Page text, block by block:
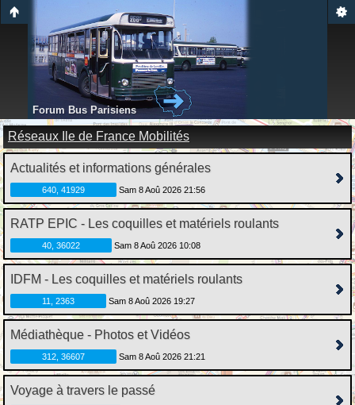
Forum Bus Parisiens
Réseaux Ile de France Mobilités
Actualités et informations générales
640, 41929 Sam 8 Aoû 2026 21:56
RATP EPIC - Les coquilles et matériels roulants
40, 36022 Sam 8 Aoû 2026 10:08
IDFM - Les coquilles et matériels roulants
11, 2363 Sam 8 Aoû 2026 19:27
Médiathèque - Photos et Vidéos
312, 36607 Sam 8 Aoû 2026 21:21
Voyage à travers le passé